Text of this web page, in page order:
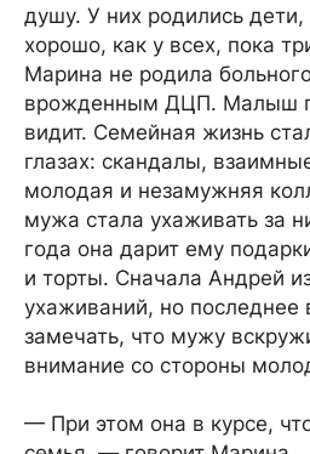
душу. У них родились
хорошо, как у всех, пока
Марина не родила
врожденным ДЦП. Малыш
видит. Семейная жизнь
глазах: скандалы,
молодая и незамужняя
мужа стала ухаживать за
года она дарит ему
и торты. Сначала Андрей
ухаживаний, но
замечать, что мужу
внимание со стороны
— При этом она в курсе,